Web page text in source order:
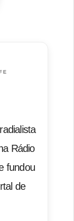
Rádio
fundou
de